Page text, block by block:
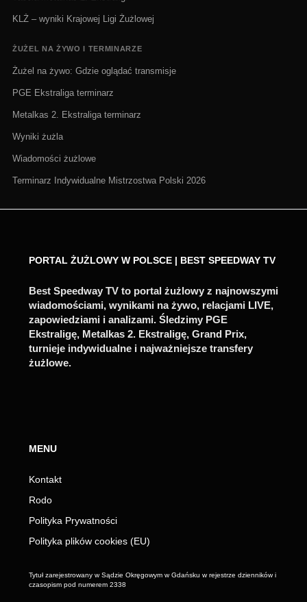
KLŻ – wyniki Krajowej Ligi Żużlowej
ŻUŻEL NA ŻYWO I TERMINARZE
Żużel na żywo: Gdzie oglądać transmisje
PGE Ekstraliga terminarz
Metalkas 2. Ekstraliga terminarz
Wyniki żużla
Wiadomości żużlowe
Terminarz Indywidualne Mistrzostwa Polski 2026
PORTAL ŻUŻLOWY W POLSCE | BEST SPEEDWAY TV
Best Speedway TV to portal żużlowy z najnowszymi
wiadomościami, wynikami na żywo, relacjami LIVE,
zapowiedziami i analizami. Śledzimy PGE
Ekstraligę, Metalkas 2. Ekstraligę, Grand Prix,
turnieje indywidualne i najważniejsze transfery
żużlowe.
MENU
Kontakt
Rodo
Polityka Prywatności
Polityka plików cookies (EU)
Tytuł zarejestrowany w Sądzie Okręgowym w Gdańsku w rejestrze dzienników i
czasopism pod numerem 2338